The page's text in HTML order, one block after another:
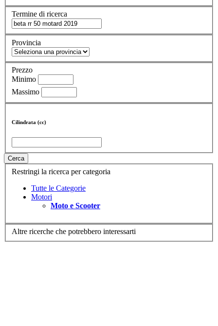
Termine di ricerca
Provincia
Prezzo
Minimo
Massimo
Cilindrata (cc)
Cerca
Restringi la ricerca per categoria
Tutte le Categorie
Motori
Moto e Scooter
Altre ricerche che potrebbero interessarti